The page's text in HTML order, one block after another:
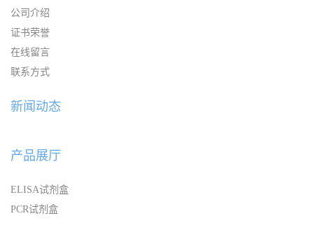
公司介绍
证书荣誉
在线留言
联系方式
新闻动态
产品展厅
ELISA试剂盒
PCR试剂盒